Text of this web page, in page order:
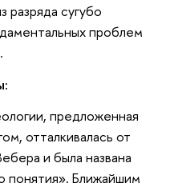
сугубо
проблем
предложенная
отталкивалась от
и была названа
понятия». Ближайшим